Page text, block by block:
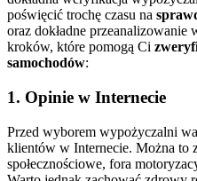
poświęcić trochę czasu na
oraz dokładne
kroków, które pomogą Ci
samochodów:
1. Opinie w Internecie
Przed wyborem wypożyczalni
klientów w Internecie. Można to
społecznościowe, fora